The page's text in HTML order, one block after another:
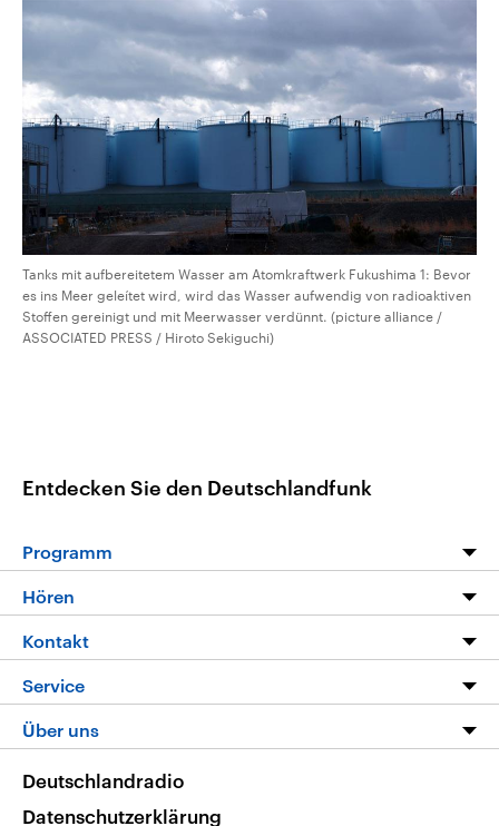
Tanks mit aufbereitetem Wasser am Atomkraftwerk Fukushima 1: Bevor
es ins Meer geleítet wird, wird das Wasser aufwendig von radioaktiven
Stoffen gereinigt und mit Meerwasser verdünnt. (picture alliance /
ASSOCIATED PRESS / Hiroto Sekiguchi)
Entdecken Sie den Deutschlandfunk
Programm
Programm
Die Nachrichten
Nachrichtenleicht
Neue Beiträge auf dlf.de
Hören
Livestream
Podcasts
Deutschlandfunk App
Nachrichten App
Frequenzen
Kontakt
Hörerservice
Service
FAQ
Veranstaltungen
Über uns
Deutschlandradio
Datenschutzerklärung